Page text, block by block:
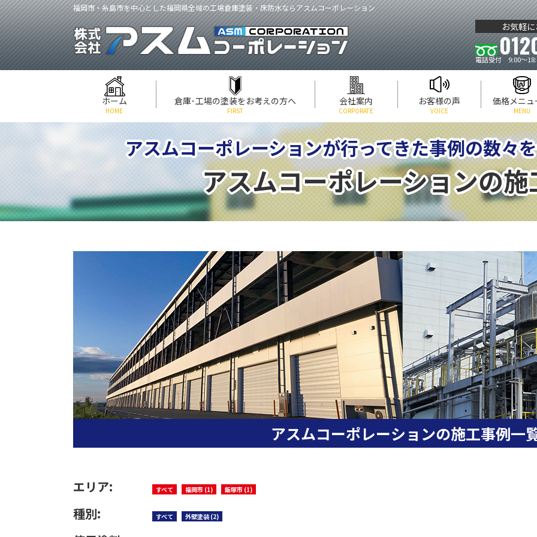
福岡市・糸島市を中心とした福岡県全域の工場倉庫塗装・床防水ならアスムコーポレーション
お気軽
電話受付 9:00～
ホーム
HOME
倉庫･工場の塗装をお考えの方へ
FIRST
会社案内
CORPORATE
お客様の声
VOICE
価格メニュ
MENU
アスムコーポレーションが行ってきた事例の数々
アスムコーポレーションの
アスムコーポレーションの施工事例一
エリア: すべて 福岡市 (1) 飯塚市 (1)
種別: すべて 外壁塗装 (2)